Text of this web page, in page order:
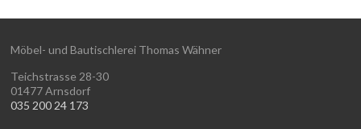
Möbel- und Bautischlerei Thomas Wähner
Teichstrasse 28-30
01477 Arnsdorf
035 200 24 173